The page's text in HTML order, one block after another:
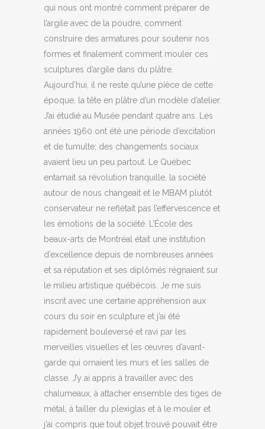
qui nous ont montré comment préparer de
l’argile avec de la poudre, comment
construire des armatures pour soutenir nos
formes et finalement comment mouler ces
sculptures d’argile dans du plâtre.
Aujourd’hui, il ne reste qu’une pièce de cette
époque, la tête en plâtre d’un modèle d’atelier.
J’ai étudié au Musée pendant quatre ans. Les
années 1960 ont été une période d’excitation
et de tumulte; des changements sociaux
avaient lieu un peu partout. Le Québec
entamait sa révolution tranquille, la société
autour de nous changeait et le MBAM plutôt
conservateur ne reflétait pas l’effervescence et
les émotions de la société. L’École des
beaux-arts de Montréal était une institution
d’excellence depuis de nombreuses années
et sa réputation et ses diplômés régnaient sur
le milieu artistique québécois. Je me suis
inscrit avec une certaine appréhension aux
cours du soir en sculpture et j’ai été
rapidement bouleversé et ravi par les
merveilles visuelles et les œuvres d’avant-
garde qui ornaient les murs et les salles de
classe. J’y ai appris à travailler avec des
chalumeaux, à attacher ensemble des tiges de
métal, à tailler du plexiglas et à le mouler et
j’ai compris que tout objet trouvé pouvait être